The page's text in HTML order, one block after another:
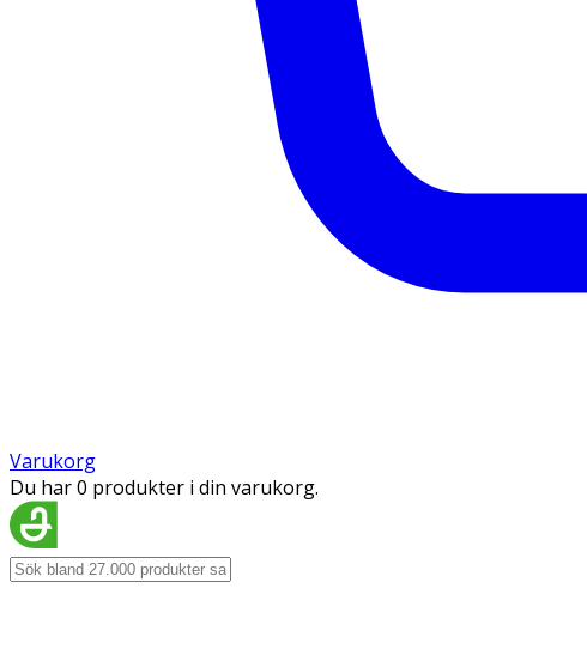
Varukorg
Du har 0 produkter i din varukorg.